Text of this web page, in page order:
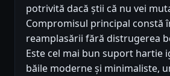
potrivită dacă știi că nu vei
Compromisul principal constă
reamplasării fără distrugerea
Este cel mai bun suport hartie
băile moderne și minimaliste,